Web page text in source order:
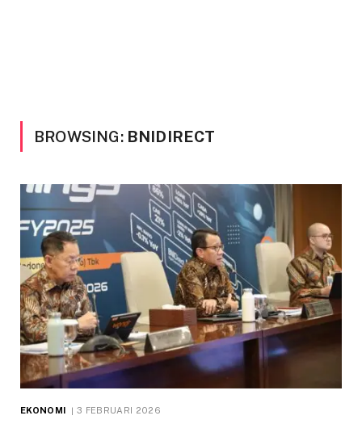
BROWSING: BNIDIRECT
EKONOMI 3 FEBRUARI 2026